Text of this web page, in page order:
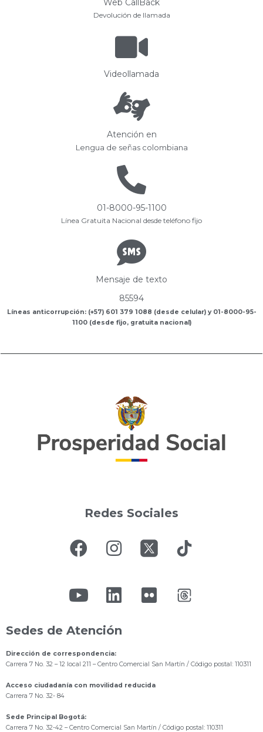
Web CallBack
Devolución de llamada
Videollamada
Atención en
Lengua de señas colombiana
01-8000-95-1100
Línea Gratuita Nacional desde teléfono fijo
Mensaje de texto
85594
Líneas anticorrupción: (+57) 601 379 1088 (desde celular) y 01-8000-95-
1100 (desde fijo, gratuita nacional)
Redes Sociales
Sedes de Atención
Dirección de correspondencia:
Carrera 7 No. 32 – 12 local 211 – Centro Comercial San Martín / Código postal: 110311
Acceso ciudadanía con movilidad reducida
Carrera 7 No. 32- 84
Sede Principal Bogotá:
Carrera 7 No. 32-42 – Centro Comercial San Martín / Código postal: 110311